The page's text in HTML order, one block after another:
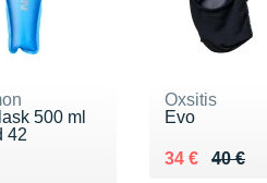
500 ml
42
€
Oxsitis
Evo
40 €
Au lieu de
34 €
Vendu 34 €